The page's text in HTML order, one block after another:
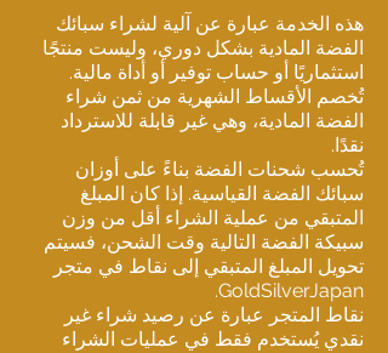
هذه الخدمة عبارة عن آلية لشراء سبائك
الفضة المادية بشكل دوري، وليست منتجًا
استثماريًا أو حساب توفير أو أداة مالية.
تُخصم الأقساط الشهرية من ثمن شراء
الفضة المادية، وهي غير قابلة للاسترداد
نقدًا.
تُحسب شحنات الفضة بناءً على أوزان
سبائك الفضة القياسية. إذا كان المبلغ
المتبقي من عملية الشراء أقل من وزن
سبيكة الفضة التالية وقت الشحن، فسيتم
تحويل المبلغ المتبقي إلى نقاط في متجر
GoldSilverJapan.
نقاط المتجر عبارة عن رصيد شراء غير
نقدي يُستخدم فقط في عمليات الشراء